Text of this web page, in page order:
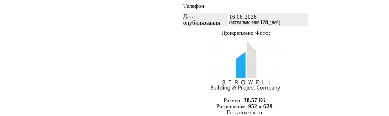
Телефон:
Дата
опубликования:
16.06.2026
(актуально ещё 128дней)
Прикреплено Фото:
Размер: 38.57 Кб.
Разрешение: 952 x 629
Есть ещё фото: